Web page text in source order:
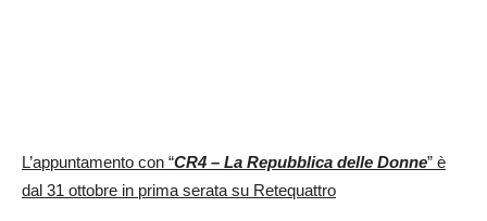
L’appuntamento con “CR4 – La Repubblica delle Donne” è
dal 31 ottobre in prima serata su Retequattro